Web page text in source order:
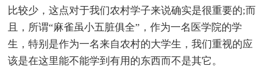
比较少，这点对于我们农村学子来说确实是很重要的;而
且，所谓“麻雀虽小五脏俱全”，作为一名医学院的学
生，特别是作为一名来自农村的大学生，我们重视的应
该是在这里能不能学到有用的东西而不是其它。